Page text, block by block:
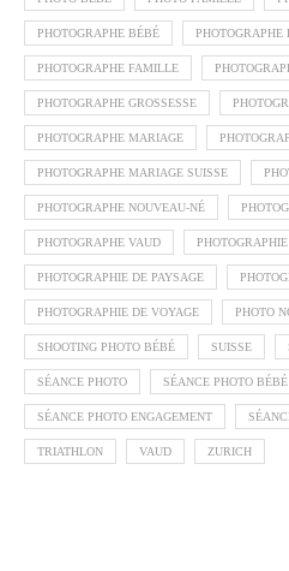
PHOTOGRAPHE BÉBÉ PHOTOGRAPHE
PHOTOGRAPHE FAMILLE
PHOTOGRAPHE GROSSESSE
PHOTOGRAPHE MARIAGE
PHOTOGRAPHE MARIAGE SUISSE
PHOTOGRAPHE NOUVEAU-NÉ
PHOTOGRAPHE VAUD
PHOTOGRAPHIE DE PAYSAGE
PHOTOGRAPHIE DE VOYAGE PHOTO
SHOOTING PHOTO BÉBÉ SUISSE
SÉANCE PHOTO SÉANCE PHOTO BÉBÉ
SÉANCE PHOTO ENGAGEMENT
TRIATHLON VAUD ZURICH